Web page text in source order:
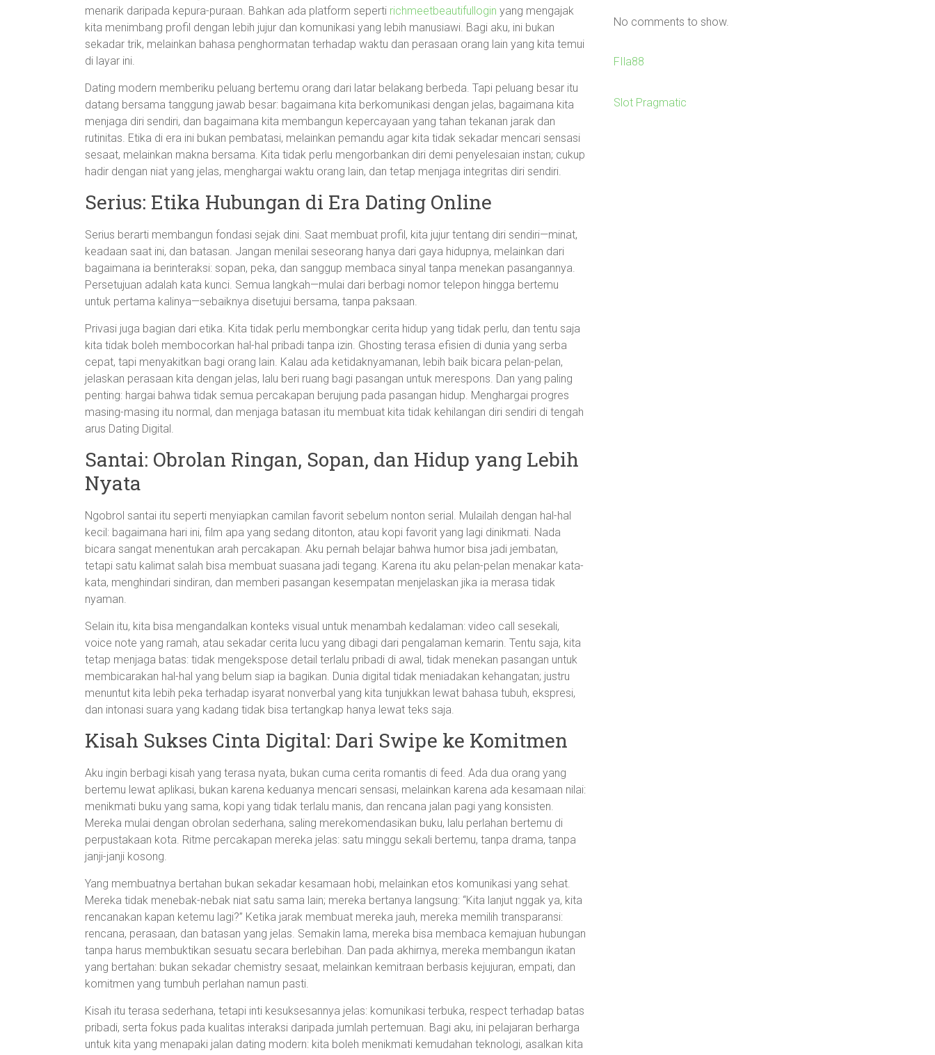
menarik daripada kepura-puraan. Bahkan ada platform seperti richmeetbeautifullogin yang mengajak
kita menimbang profil dengan lebih jujur dan komunikasi yang lebih manusiawi. Bagi aku, ini bukan
sekadar trik, melainkan bahasa penghormatan terhadap waktu dan perasaan orang lain yang kita temui
di layar ini.
Dating modern memberiku peluang bertemu orang dari latar belakang berbeda. Tapi peluang besar itu
datang bersama tanggung jawab besar: bagaimana kita berkomunikasi dengan jelas, bagaimana kita
menjaga diri sendiri, dan bagaimana kita membangun kepercayaan yang tahan tekanan jarak dan
rutinitas. Etika di era ini bukan pembatasi, melainkan pemandu agar kita tidak sekadar mencari sensasi
sesaat, melainkan makna bersama. Kita tidak perlu mengorbankan diri demi penyelesaian instan; cukup
hadir dengan niat yang jelas, menghargai waktu orang lain, dan tetap menjaga integritas diri sendiri.
Serius: Etika Hubungan di Era Dating Online
Serius berarti membangun fondasi sejak dini. Saat membuat profil, kita jujur tentang diri sendiri—minat,
keadaan saat ini, dan batasan. Jangan menilai seseorang hanya dari gaya hidupnya, melainkan dari
bagaimana ia berinteraksi: sopan, peka, dan sanggup membaca sinyal tanpa menekan pasangannya.
Persetujuan adalah kata kunci. Semua langkah—mulai dari berbagi nomor telepon hingga bertemu
untuk pertama kalinya—sebaiknya disetujui bersama, tanpa paksaan.
Privasi juga bagian dari etika. Kita tidak perlu membongkar cerita hidup yang tidak perlu, dan tentu saja
kita tidak boleh membocorkan hal-hal pribadi tanpa izin. Ghosting terasa efisien di dunia yang serba
cepat, tapi menyakitkan bagi orang lain. Kalau ada ketidaknyamanan, lebih baik bicara pelan-pelan,
jelaskan perasaan kita dengan jelas, lalu beri ruang bagi pasangan untuk merespons. Dan yang paling
penting: hargai bahwa tidak semua percakapan berujung pada pasangan hidup. Menghargai progres
masing-masing itu normal, dan menjaga batasan itu membuat kita tidak kehilangan diri sendiri di tengah
arus Dating Digital.
Santai: Obrolan Ringan, Sopan, dan Hidup yang Lebih
Nyata
Ngobrol santai itu seperti menyiapkan camilan favorit sebelum nonton serial. Mulailah dengan hal-hal
kecil: bagaimana hari ini, film apa yang sedang ditonton, atau kopi favorit yang lagi dinikmati. Nada
bicara sangat menentukan arah percakapan. Aku pernah belajar bahwa humor bisa jadi jembatan,
tetapi satu kalimat salah bisa membuat suasana jadi tegang. Karena itu aku pelan-pelan menakar kata-
kata, menghindari sindiran, dan memberi pasangan kesempatan menjelaskan jika ia merasa tidak
nyaman.
Selain itu, kita bisa mengandalkan konteks visual untuk menambah kedalaman: video call sesekali,
voice note yang ramah, atau sekadar cerita lucu yang dibagi dari pengalaman kemarin. Tentu saja, kita
tetap menjaga batas: tidak mengekspose detail terlalu pribadi di awal, tidak menekan pasangan untuk
membicarakan hal-hal yang belum siap ia bagikan. Dunia digital tidak meniadakan kehangatan; justru
menuntut kita lebih peka terhadap isyarat nonverbal yang kita tunjukkan lewat bahasa tubuh, ekspresi,
dan intonasi suara yang kadang tidak bisa tertangkap hanya lewat teks saja.
Kisah Sukses Cinta Digital: Dari Swipe ke Komitmen
Aku ingin berbagi kisah yang terasa nyata, bukan cuma cerita romantis di feed. Ada dua orang yang
bertemu lewat aplikasi, bukan karena keduanya mencari sensasi, melainkan karena ada kesamaan nilai:
menikmati buku yang sama, kopi yang tidak terlalu manis, dan rencana jalan pagi yang konsisten.
Mereka mulai dengan obrolan sederhana, saling merekomendasikan buku, lalu perlahan bertemu di
perpustakaan kota. Ritme percakapan mereka jelas: satu minggu sekali bertemu, tanpa drama, tanpa
janji-janji kosong.
Yang membuatnya bertahan bukan sekadar kesamaan hobi, melainkan etos komunikasi yang sehat.
Mereka tidak menebak-nebak niat satu sama lain; mereka bertanya langsung: “Kita lanjut nggak ya, kita
rencanakan kapan ketemu lagi?” Ketika jarak membuat mereka jauh, mereka memilih transparansi:
rencana, perasaan, dan batasan yang jelas. Semakin lama, mereka bisa membaca kemajuan hubungan
tanpa harus membuktikan sesuatu secara berlebihan. Dan pada akhirnya, mereka membangun ikatan
yang bertahan: bukan sekadar chemistry sesaat, melainkan kemitraan berbasis kejujuran, empati, dan
komitmen yang tumbuh perlahan namun pasti.
Kisah itu terasa sederhana, tetapi inti kesuksesannya jelas: komunikasi terbuka, respect terhadap batas
pribadi, serta fokus pada kualitas interaksi daripada jumlah pertemuan. Bagi aku, ini pelajaran berharga
untuk kita yang menapaki jalan dating modern: kita boleh menikmati kemudahan teknologi, asalkan kita
No comments to show.
FIla88
Slot Pragmatic